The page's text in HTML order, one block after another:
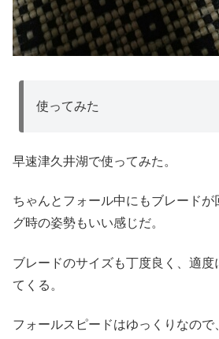
使ってみた
早速津久井湖で使ってみた。
ちゃんとフォール中にもブレード
グ時の姿勢もいい感じだ。
ブレードのサイズも丁度良く、適度
てくる。
フォールスピードはゆっくりなの